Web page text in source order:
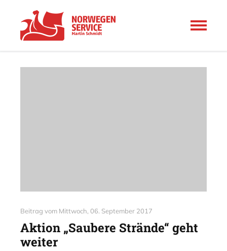
Beitrag vom Mittwoch, 06. September 2017
Aktion „Saubere Strände“ geht
weiter